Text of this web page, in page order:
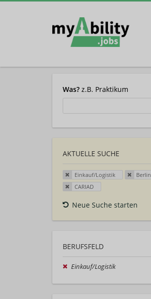
Was? z.B. Praktikum
AKTUELLE SUCHE
Einkauf/Logistik
Berlin
CARIAD
Neue Suche starten
BERUFSFELD
Einkauf/Logistik